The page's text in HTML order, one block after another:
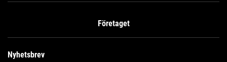
Företaget
Nyhetsbrev